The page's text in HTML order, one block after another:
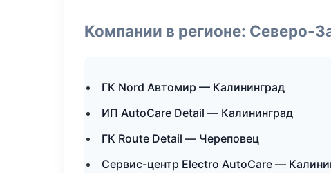
Компании в регионе: Северо-
ГК Nord Автомир — Калининград
ИП AutoCare Detail — Калининград
ГК Route Detail — Череповец
Сервис-центр Electro AutoCare —